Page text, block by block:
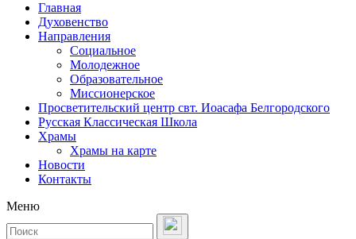
Главная
Духовенство
Направления
Социальное
Молодежное
Образовательное
Миссионерское
Просветительский центр свт. Иоасафа Белгородского
Русская Классическая Школа
Храмы
Храмы на карте
Новости
Контакты
Меню